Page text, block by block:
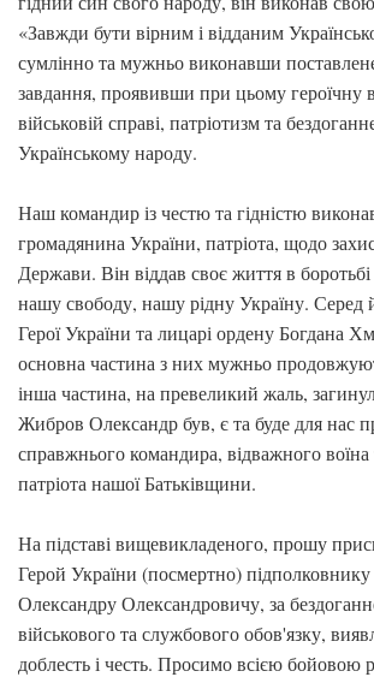
«Завжди бути вірним і відданим
сумлінно та мужньо виконавши
завдання, проявивши при цьому героїчну
військовій справі, патріотизм та
Українському народу.
Наш командир із честю та гідністю
громадянина України, патріота, щодо
Держави. Він віддав своє життя в
нашу свободу, нашу рідну Україну. Серед
Герої України та лицарі ордену Богдана
основна частина з них мужньо
інша частина, на превеликий жаль,
Жибров Олександр був, є та буде для нас
справжнього командира, відважного
патріота нашої Батьківщини.
На підставі вищевикладеного, прошу
Герой України (посмертно)
Олександру Олександровичу, за
військового та службового обов'язку,
доблесть і честь. Просимо всією бойовою